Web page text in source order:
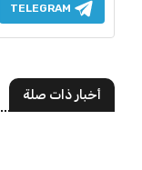
TELEGRAM
أخبار ذات صلة